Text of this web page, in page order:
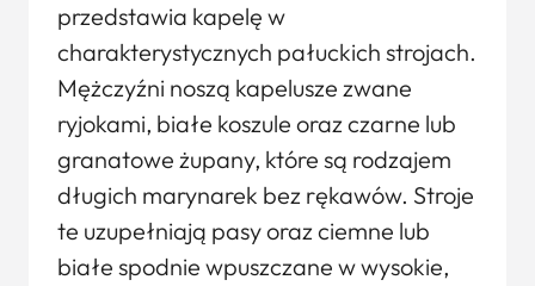
przedstawia kapelę w
charakterystycznych pałuckich strojach.
Mężczyźni noszą kapelusze zwane
ryjokami, białe koszule oraz czarne lub
granatowe żupany, które są rodzajem
długich marynarek bez rękawów. Stroje
te uzupełniają pasy oraz ciemne lub
białe spodnie wpuszczane w wysokie,